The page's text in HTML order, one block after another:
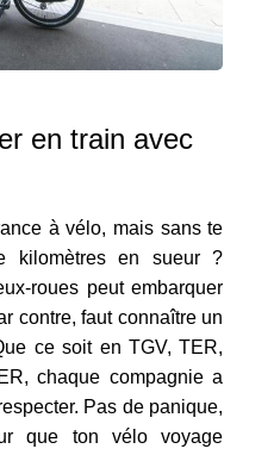
en train avec
à vélo, mais sans te
kilomètres en sueur ?
roues peut embarquer
contre, faut connaître un
ce soit en TGV, TER,
chaque compagnie a
Pas de panique,
que ton vélo voyage